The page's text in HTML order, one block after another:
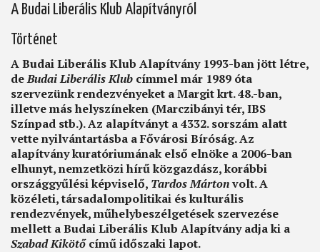
A Budai Liberális Klub Alapítványról
Történet
A Budai Liberális Klub Alapítvány 1993-ban jött létre,
deBudai Liberális Klub címmel már 1989 óta
szervezünk rendezvényeket a Margit krt. 48.-ban,
illetve más helyszíneken (Marczibányi tér, IBS
Színpad stb.). Az alapítványt a 4332. sorszám alatt
vette nyilvántartásba a Fővárosi Bíróság. Az
alapítvány kuratóriumának első elnöke a 2006-ban
elhunyt, nemzetközi hírű közgazdász, korábbi
országgyűlési képviselő, Tardos Mártonvolt. A
közéleti, társadalompolitikai és kulturális
rendezvények, műhelybeszélgetések szervezése
mellett a Budai Liberális Klub Alapítvány adja ki a
Szabad Kikötőcímű időszaki lapot.